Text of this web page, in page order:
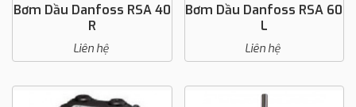
Bơm Dầu Danfoss RSA 40
R
Liên hệ
Bơm Dầu Danfoss RSA 60
L
Liên hệ